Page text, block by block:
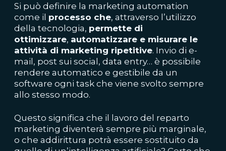
Si può definire la marketing automation
come il processo che, attraverso l’utilizzo
della tecnologia, permette di
ottimizzare, automatizzare e misurare le
attività di marketing ripetitive. Invio di e-
mail, post sui social, data entry… è possibile
rendere automatico e gestibile da un
software ogni task che viene svolto sempre
allo stesso modo.
Questo significa che il lavoro del reparto
marketing diventerà sempre più marginale,
o che addirittura potrà essere sostituito da